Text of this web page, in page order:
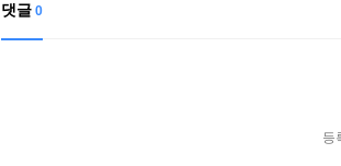
댓글 0
등